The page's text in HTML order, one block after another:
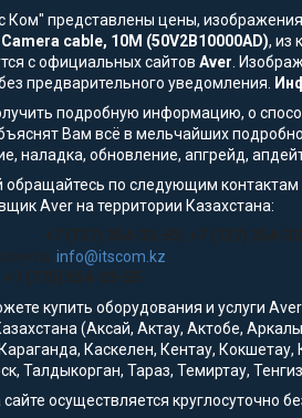
Ком" представлены цены,
cable, 10M (50V2B10000AD), из
с официальных сайтов Aver.
предварительного уведомления.
подробную информацию, о
Вам всё в мельчайших
наладка, обновление, апгрейд,
обращайтесь по следующим
Aver на территории Казахстана:
+7 (727) 354-33-55; +7 (727) 354-
почта: info@itscom.kz
+7 (775) 554-33-55
купить оборудования и услуги
(Аксай, Актау, Актобе,
Каскелен, Кентау,
Талдыкорган, Тараз, Темиртау,
сайте осуществляется